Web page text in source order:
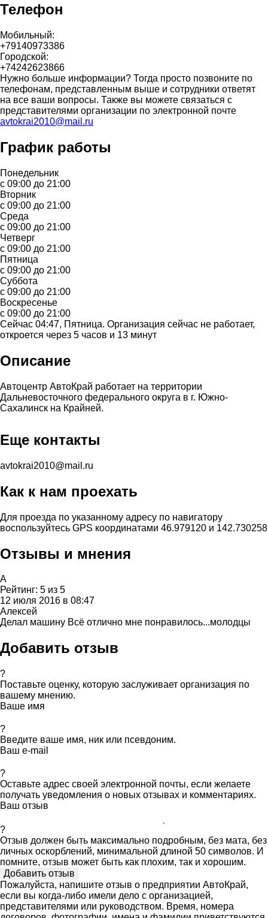
Телефон
Мобильный:
+79140973386
Городской:
+74242623866
Нужно больше информации? Тогда просто позвоните по
телефонам, представленным выше и сотрудники ответят
на все ваши вопросы. Также вы можете связаться с
представителями организации по электронной почте
avtokrai2010@mail.ru
График работы
Понедельник
с 09:00 до 21:00
Вторник
с 09:00 до 21:00
Среда
с 09:00 до 21:00
Четверг
с 09:00 до 21:00
Пятница
с 09:00 до 21:00
Суббота
с 09:00 до 21:00
Воскресенье
с 09:00 до 21:00
Сейчас 04:47, Пятница. Организация сейчас не работает,
откроется через 5 часов и 13 минут
Описание
Автоцентр АвтоКрай работает на территории
Дальневосточного федерального округа в г. Южно-
Сахалинск на Крайней.
Еще контакты
avtokrai2010@mail.ru
Как к нам проехать
Для проезда по указанному адресу по навигатору
воспользуйтесь GPS координатами 46.979120 и 142.730258
Отзывы и мнения
А
Рейтинг: 5 из 5
12 июля 2016 в 08:47
Алексей
Делал машину Всё отлично мне понравилось...молодцы
Добавить отзыв
?
Поставьте оценку, которую заслуживает организация по
вашему мнению.
Ваше имя
?
Введите ваше имя, ник или псевдоним.
Ваш e-mail
?
Оставьте адрес своей электронной почты, если желаете
получать уведомления о новых отзывах и комментариях.
Ваш отзыв
?
Отзыв должен быть максимально подробным, без мата, без
личных оскорблений, минимальной длиной 50 символов. И
помните, отзыв может быть как плохим, так и хорошим.
Пожалуйста, напишите отзыв о предприятии АвтоКрай,
если вы когда-либо имели дело с организацией,
представителями или руководством. Время, номера